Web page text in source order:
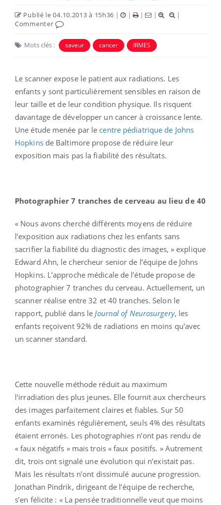
Publié le 04.10.2013 à 15h36 | | | |
|
Commenter
Mots clés : saveur cancer IRMES
Le scanner expose le patient aux radiations. Les
enfants y sont particulièrement sensibles en raison de
leur taille et de leur condition physique. Ils risquent
davantage de développer un cancer à croissance lente.
Une étude menée par le centre pédiatrique de Johns
Hopkinsde Baltimore propose de réduire leur
exposition mais pas la fiabilité des résultats.
Photographier 7 tranches de cerveau au lieu de 40
« Nous avons cherché différents moyens de réduire
l’exposition aux radiations chez les enfants sans
sacrifier la fiabilité du diagnostic des images, » explique
Edward Ahn, le chercheur senior de l’équipe de Johns
Hopkins. L’approche médicale de l’étude propose de
photographier 7 tranches du cerveau. Actuellement, un
scanner réalise entre 32 et 40 tranches. Selon le
rapport, publié dans le Journal of Neurosurgery, les
enfants reçoivent 92% de radiations en moins qu'avec
un scanner standard.
Cette nouvelle méthode réduit au maximum
l'irradiation des plus jeunes. Elle fournit aux chercheurs
des images parfaitement claires et fiables. Sur 50
enfants examinés régulièrement, seuls 4% des résultats
étaient erronés. Les photographies n’ont pas rendu de
« faux négatifs » mais trois « faux positifs. » Autrement
dit, trois ont signalé une évolution qui n’existait pas.
Mais les résultats n’ont dissimulé aucune progression.
Jonathan Pindrik, dirigeant de l’équipe de recherche,
s’en félicite : « La pensée traditionnelle veut que moins